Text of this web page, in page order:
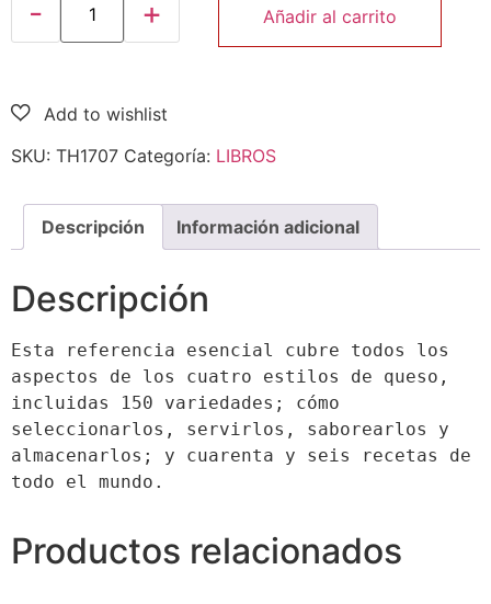
Añadir al carrito
SKU: TH1707 Categoría: LIBROS
Descripción Información adicional
Descripción
Esta referencia esencial cubre todos los
aspectos de los cuatro estilos de queso,
incluidas 150 variedades; cómo
seleccionarlos, servirlos, saborearlos y
almacenarlos; y cuarenta y seis recetas de
todo el mundo.
Productos relacionados